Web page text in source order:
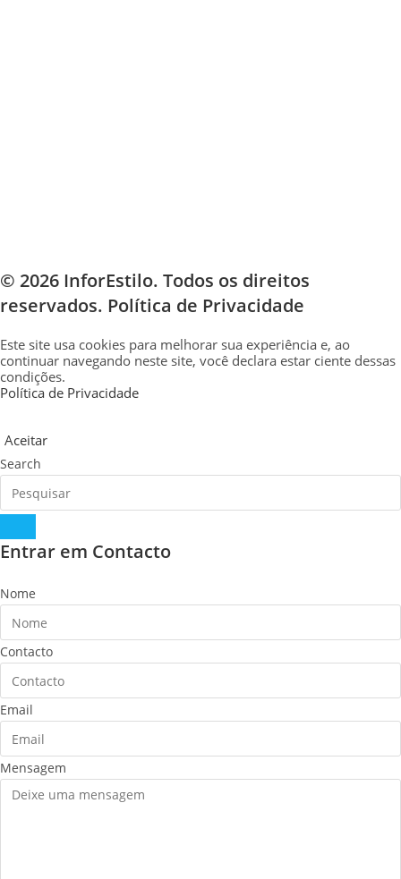
© 2026 InforEstilo. Todos os direitos
reservados. Política de Privacidade
Este site usa cookies para melhorar sua experiência e, ao
continuar navegando neste site, você declara estar ciente dessas
condições.
Política de Privacidade
Aceitar
Search
Entrar em Contacto
Nome
Contacto
Email
Mensagem